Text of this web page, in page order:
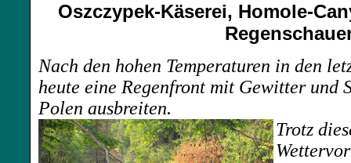
Oszczypek-Käserei, Homole-
Nach den hohen Temperaturen in den
heute eine Regenfront mit Gewitter und
Polen ausbreiten.
Trotz